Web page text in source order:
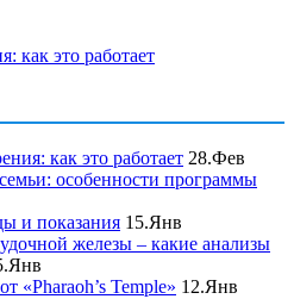
как это работает 28.Фев
особенности программы
и показания 15.Янв
железы – какие анализы
«Pharaoh’s Temple» 12.Янв